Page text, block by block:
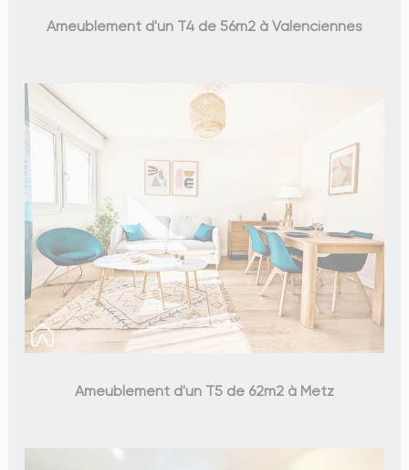
Ameublement d'un T4 de 56m2 à Valenciennes
Ameublement d'un T5 de 62m2 à Metz